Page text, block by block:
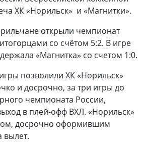
ХК «Норильск» и «Магнитки».
открыли чемпионат
со счётом 5:2. В игре
«Магнитка» со счетом 1:0.
позволили ХК «Норильск»
и досрочно, за три игры до
чемпионата России,
в плей-офф ВХЛ. «Норильск»
досрочно оформившим
вылет.